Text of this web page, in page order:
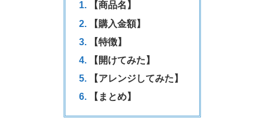
【商品名】
【購入金額】
【特徴】
【開けてみた】
【アレンジしてみた】
【まとめ】